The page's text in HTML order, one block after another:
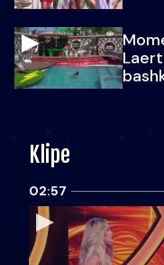
Klipe
02:57